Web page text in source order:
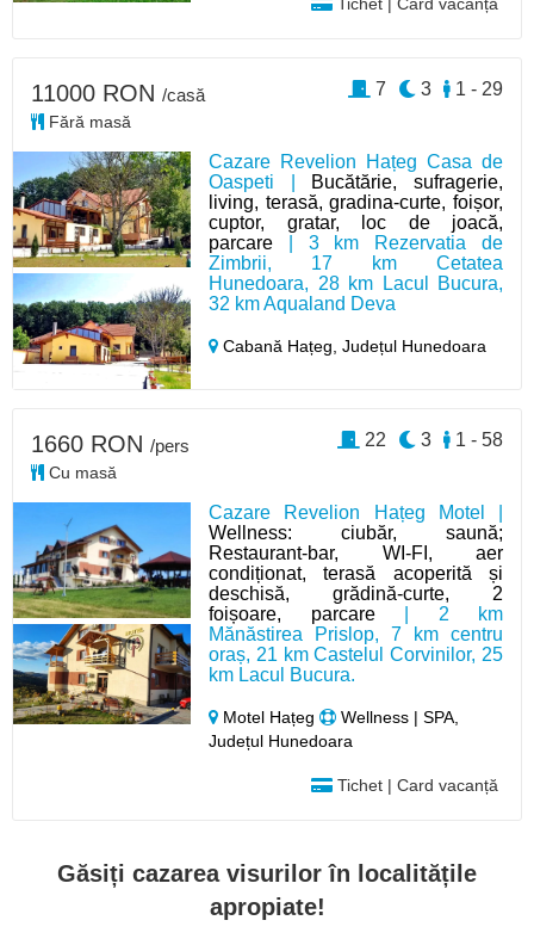
Cazare Revelion Hațeg Casa de
Oaspeti | Bucătărie, sufragerie,
living, terasă, gradina-curte, foișor,
cuptor, gratar, loc de joacă,
parcare | 3 km Rezervatia de
Zimbrii, 17 km Cetatea
Hunedoara, 28 km Lacul Bucura,
32 km Aqualand Deva
Cabană Hațeg,Județul Hunedoara
11000 RON /casă
Fără masă
1 - 29
3
7
Cazare Revelion Hațeg Motel |
Wellness: ciubăr, saună;
Restaurant-bar, WI-FI, aer
condiționat, terasă acoperită și
deschisă, grădină-curte, 2
foișoare, parcare| 2 km
Mănăstirea Prislop, 7 km centru
oraș, 21 km Castelul Corvinilor, 25
km Lacul Bucura.
Motel Hațeg
Wellness | SPA,
Județul Hunedoara
Tichet | Card vacanță
1660 RON /pers
Cu masă
1 - 58
3
22
Găsiți cazarea visurilor în localitățile
apropiate!